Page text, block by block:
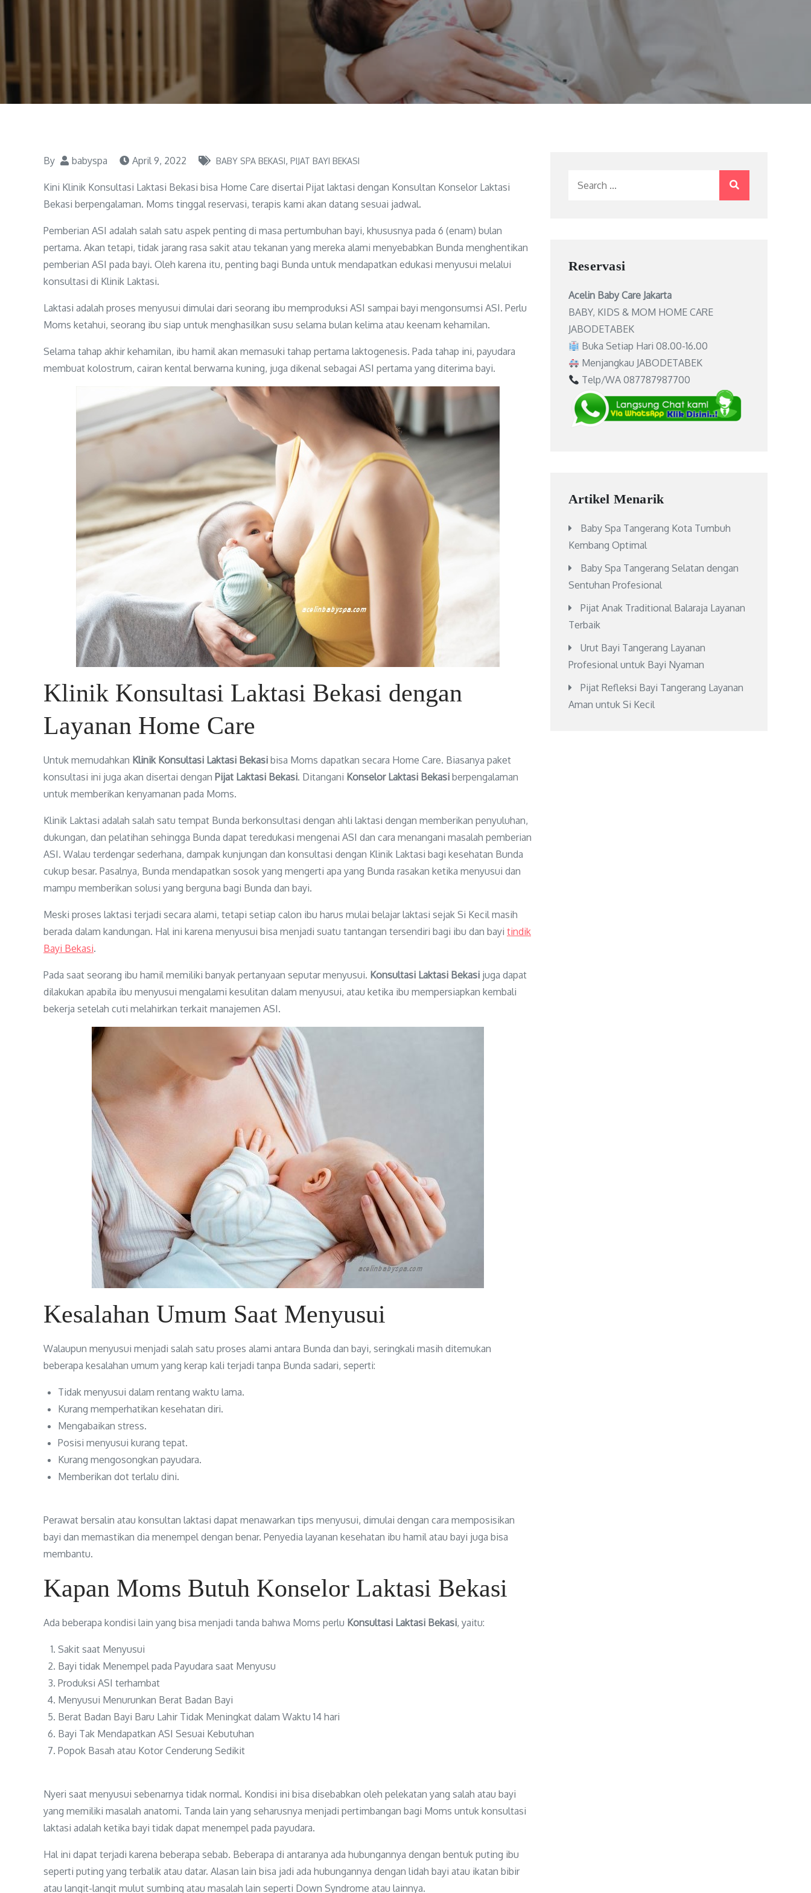
By babyspa April 9, 2022 BABY SPA BEKASI PIJAT BAYI BEKASI
Kini Klinik Konsultasi Laktasi Bekasi bisa Home Care disertai Pijat laktasi dengan Konsultan Konselor Laktasi
Bekasi berpengalaman. Moms tinggal reservasi, terapis kami akan datang sesuai jadwal.
Pemberian ASI adalah salah satu aspek penting di masa pertumbuhan bayi, khususnya pada 6 (enam) bulan
pertama. Akan tetapi, tidak jarang rasa sakit atau tekanan yang mereka alami menyebabkan Bunda menghentikan
pemberian ASI pada bayi. Oleh karena itu, penting bagi Bunda untuk mendapatkan edukasi menyusui melalui
konsultasi di Klinik Laktasi.
Laktasi adalah proses menyusui dimulai dari seorang ibu memproduksi ASI sampai bayi mengonsumsi ASI. Perlu
Moms ketahui, seorang ibu siap untuk menghasilkan susu selama bulan kelima atau keenam kehamilan.
Selama tahap akhir kehamilan, ibu hamil akan memasuki tahap pertama laktogenesis. Pada tahap ini, payudara
membuat kolostrum, cairan kental berwarna kuning, juga dikenal sebagai ASI pertama yang diterima bayi.
Klinik Konsultasi Laktasi Bekasi dengan
Layanan Home Care
Untuk memudahkan Klinik Konsultasi Laktasi Bekasi bisa Moms dapatkan secara Home Care. Biasanya paket
konsultasi ini juga akan disertai dengan Pijat Laktasi Bekasi. Ditangani Konselor Laktasi Bekasi berpengalaman
untuk memberikan kenyamanan pada Moms.
Klinik Laktasi adalah salah satu tempat Bunda berkonsultasi dengan ahli laktasi dengan memberikan penyuluhan,
dukungan, dan pelatihan sehingga Bunda dapat teredukasi mengenai ASI dan cara menangani masalah pemberian
ASI. Walau terdengar sederhana, dampak kunjungan dan konsultasi dengan Klinik Laktasi bagi kesehatan Bunda
cukup besar. Pasalnya, Bunda mendapatkan sosok yang mengerti apa yang Bunda rasakan ketika menyusui dan
mampu memberikan solusi yang berguna bagi Bunda dan bayi.
Meski proses laktasi terjadi secara alami, tetapi setiap calon ibu harus mulai belajar laktasi sejak Si Kecil masih
berada dalam kandungan. Hal ini karena menyusui bisa menjadi suatu tantangan tersendiri bagi ibu dan bayi tindik
Bayi Bekasi.
Pada saat seorang ibu hamil memiliki banyak pertanyaan seputar menyusui. Konsultasi Laktasi Bekasi juga dapat
dilakukan apabila ibu menyusui mengalami kesulitan dalam menyusui, atau ketika ibu mempersiapkan kembali
bekerja setelah cuti melahirkan terkait manajemen ASI.
Kesalahan Umum Saat Menyusui
Walaupun menyusui menjadi salah satu proses alami antara Bunda dan bayi, seringkali masih ditemukan
beberapa kesalahan umum yang kerap kali terjadi tanpa Bunda sadari, seperti:
Tidak menyusui dalam rentang waktu lama.
Kurang memperhatikan kesehatan diri.
Mengabaikan stress.
Posisi menyusui kurang tepat.
Kurang mengosongkan payudara.
Memberikan dot terlalu dini.
Perawat bersalin atau konsultan laktasi dapat menawarkan tips menyusui, dimulai dengan cara memposisikan
bayi dan memastikan dia menempel dengan benar. Penyedia layanan kesehatan ibu hamil atau bayi juga bisa
membantu.
Kapan Moms Butuh Konselor Laktasi Bekasi
Ada beberapa kondisi lain yang bisa menjadi tanda bahwa Moms perlu Konsultasi Laktasi Bekasi, yaitu:
Sakit saat Menyusui
Bayi tidak Menempel pada Payudara saat Menyusu
Produksi ASI terhambat
Menyusui Menurunkan Berat Badan Bayi
Berat Badan Bayi Baru Lahir Tidak Meningkat dalam Waktu 14 hari
Bayi Tak Mendapatkan ASI Sesuai Kebutuhan
Popok Basah atau Kotor Cenderung Sedikit
Nyeri saat menyusui sebenarnya tidak normal. Kondisi ini bisa disebabkan oleh pelekatan yang salah atau bayi
yang memiliki masalah anatomi. Tanda lain yang seharusnya menjadi pertimbangan bagi Moms untuk konsultasi
laktasi adalah ketika bayi tidak dapat menempel pada payudara.
Hal ini dapat terjadi karena beberapa sebab. Beberapa di antaranya ada hubungannya dengan bentuk puting ibu
seperti puting yang terbalik atau datar. Alasan lain bisa jadi ada hubungannya dengan lidah bayi atau ikatan bibir
atau langit-langit mulut sumbing atau masalah lain seperti Down Syndrome atau lainnya.
Reservasi
Acelin Baby Care Jakarta
BABY, KIDS & MOM HOME CARE
JABODETABEK
Buka Setiap Hari 08.00-16.00
Menjangkau JABODETABEK
Telp/WA 087787987700
Artikel Menarik
Baby Spa Tangerang Kota Tumbuh
Kembang Optimal
Baby Spa Tangerang Selatan dengan
Sentuhan Profesional
Pijat Anak Traditional Balaraja Layanan
Terbaik
Urut Bayi Tangerang Layanan
Profesional untuk Bayi Nyaman
Pijat Refleksi Bayi Tangerang Layanan
Aman untuk Si Kecil